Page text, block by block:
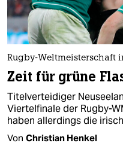
Rugby-Weltmeisterschaft
Zeit für grüne
Titelverteidiger
Viertelfinale der Rugby-
haben allerdings die
Von Christian Henkel